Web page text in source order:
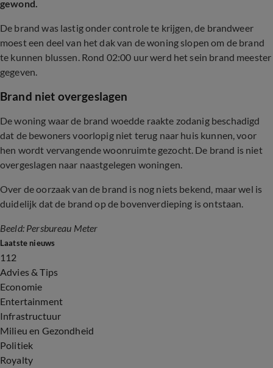
gewond.
De brand was lastig onder controle te krijgen, de brandweer
moest een deel van het dak van de woning slopen om de brand
te kunnen blussen. Rond 02:00 uur werd het sein brand meester
gegeven.
Brand niet overgeslagen
De woning waar de brand woedde raakte zodanig beschadigd
dat de bewoners voorlopig niet terug naar huis kunnen, voor
hen wordt vervangende woonruimte gezocht. De brand is niet
overgeslagen naar naastgelegen woningen.
Over de oorzaak van de brand is nog niets bekend, maar wel is
duidelijk dat de brand op de bovenverdieping is ontstaan.
Beeld: Persbureau Meter
Laatste nieuws
112
Advies & Tips
Economie
Entertainment
Infrastructuur
Milieu en Gezondheid
Politiek
Royalty